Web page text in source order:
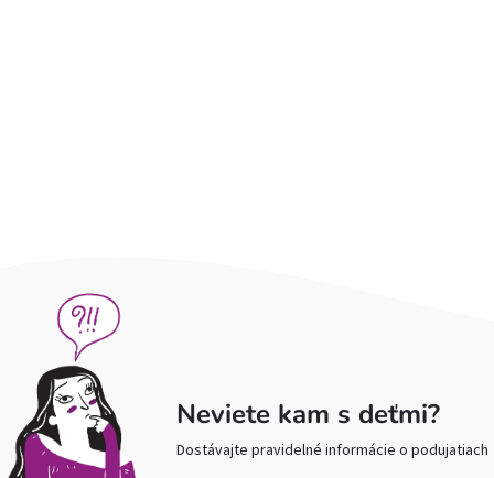
Neviete kam s deťmi?
Dostávajte pravidelné informácie o podujatiach